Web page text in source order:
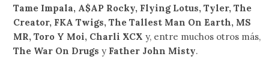
Tame Impala, A$AP Rocky, Flying Lotus, Tyler, The
Creator, FKA Twigs, The Tallest Man On Earth, MS
MR, Toro Y Moi, Charli XCX y, entre muchos otros más,
The War On Drugs y Father John Misty.